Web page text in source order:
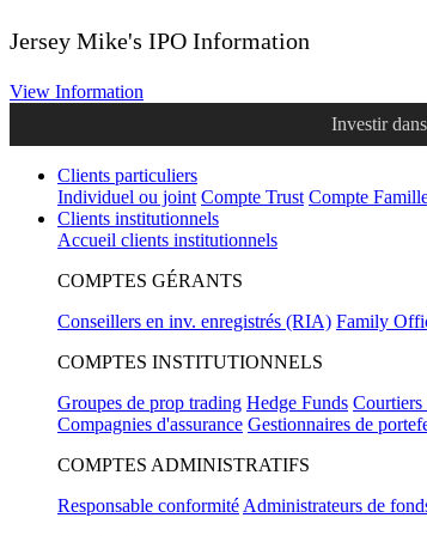
Jersey Mike's IPO Information
View Information
Investir
Clients particuliers
Individuel ou joint Compte Trust Compte
Clients institutionnels
Accueil clients institutionnels
COMPTES GÉRANTS
Conseillers en inv. enregistrés (RIA) Family
COMPTES INSTITUTIONNELS
Groupes de prop trading Hedge Funds Courtiers
Compagnies d'assurance Gestionnaires de
COMPTES ADMINISTRATIFS
Responsable conformité Administrateurs de